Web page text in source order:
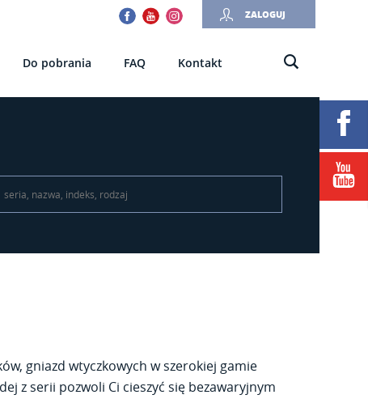
ZALOGUJ
Instagram
Do pobrania FAQ Kontakt
gniazd wtyczkowych w szerokiej gamie
z serii pozwoli Ci cieszyć się bezawaryjnym